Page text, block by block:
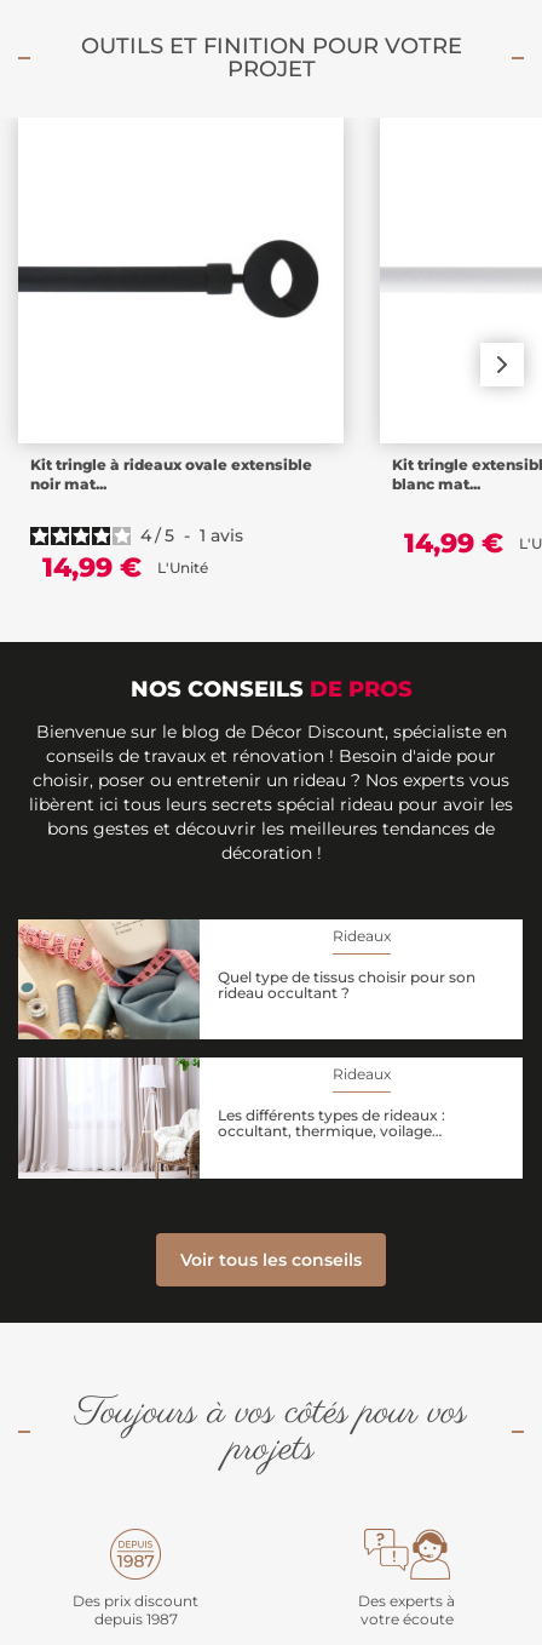
OUTILS ET FINITION POUR VOTRE
PROJET
Kit tringle à rideaux ovale extensible
noir mat...
4/5 - 1 avis
14,99 € L'Unité
Kit tringle
blanc mat...
14,99 €
NOS CONSEILS DE PROS
Bienvenue sur le blog de Décor Discount, spécialiste en
conseils de travaux et rénovation ! Besoin d'aide pour
choisir, poser ou entretenir un rideau ? Nos experts vous
libèrent ici tous leurs secrets spécial rideau pour avoir les
bons gestes et découvrir les meilleures tendances de
décoration !
Rideaux
Quel type de tissus choisir pour son
rideau occultant ?
Rideaux
Les différents types de rideaux :
occultant, thermique, voilage…
Voir tous les conseils
Toujours à vos côtés pour vos
projets
Des prix discount
depuis 1987
Des experts à
votre écoute